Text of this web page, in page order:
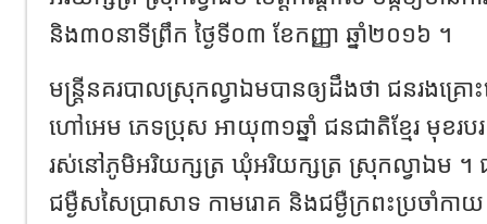
និង៣០នាទីព្រឹក ថ្ងៃទី០៣ ខែកញ្ញា ឆ្នាំ២០១៦ ។
មន្ត្រីនគរបាលស្រុកល្វាឯមបានឲ្យដឹងថា ជនរងគ្
ហៅអេម ភេទប្រុស អាយុ៣១ឆ្នាំ ជនជាតិខ្មែរ មុខរបរ
រស់នៅភូមិអរិយក្សត្រ ឃុំអរិយក្សត្រ ស្រុកល្វាឯម ។
ជម្ងឺសសៃប្រាសាទ កាមរោគ និងជម្ងឺក្រពះប្រចាំក